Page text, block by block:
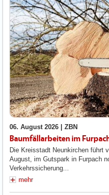
06. August 2026 | ZBN
Baumfällarbeiten im
Die Kreisstadt Neunkirchen führt
August, im Gutspark in Furpach
Verkehrssicherung...
mehr